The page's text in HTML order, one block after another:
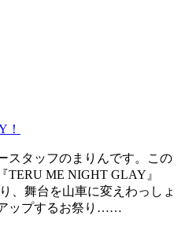
！
スタッフのまりんです。この
TERU ME NIGHT GLAY』
、舞台を山車に変えわっしょ
ップするお祭り……